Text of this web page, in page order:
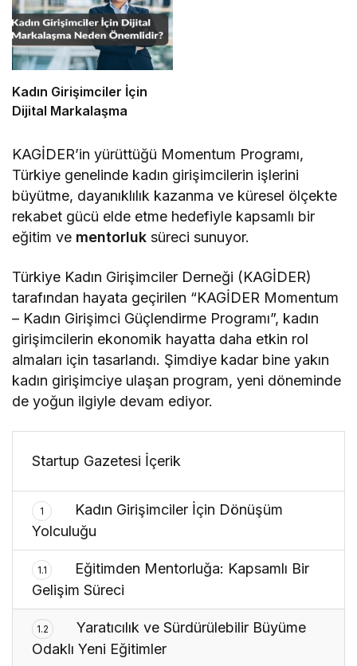
Kadın Girişimciler İçin
Dijital Markalaşma
KAGİDER’in yürüttüğü Momentum Programı,
Türkiye genelinde kadın girişimcilerin işlerini
büyütme, dayanıklılık kazanma ve küresel ölçekte
rekabet gücü elde etme hedefiyle kapsamlı bir
eğitim ve mentorluk süreci sunuyor.
Türkiye Kadın Girişimciler Derneği (KAGİDER)
tarafından hayata geçirilen “KAGİDER Momentum
– Kadın Girişimci Güçlendirme Programı”, kadın
girişimcilerin ekonomik hayatta daha etkin rol
almaları için tasarlandı. Şimdiye kadar bine yakın
kadın girişimciye ulaşan program, yeni döneminde
de yoğun ilgiyle devam ediyor.
Startup Gazetesi İçerik
1
Kadın Girişimciler İçin Dönüşüm
Yolculuğu
1.1
Eğitimden Mentorluğa: Kapsamlı Bir
Gelişim Süreci
1.2
Yaratıcılık ve Sürdürülebilir Büyüme
Odaklı Yeni Eğitimler